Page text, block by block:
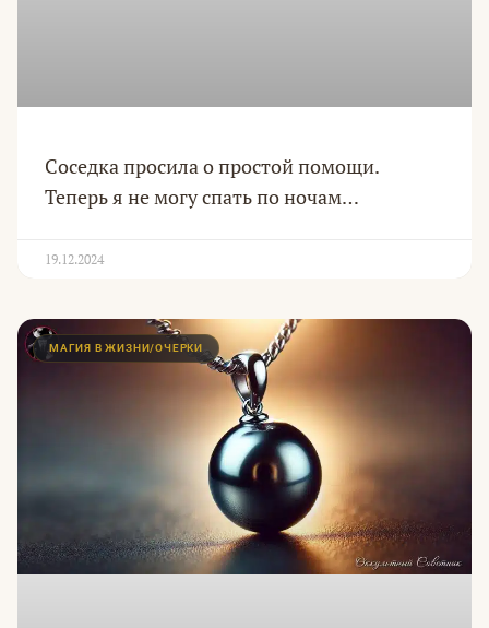
Соседка просила о простой помощи.
Теперь я не могу спать по ночам…
19.12.2024
МАГИЯ В ЖИЗНИ/ОЧЕРКИ